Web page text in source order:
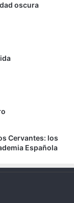
oscura
Cervantes: los
Española